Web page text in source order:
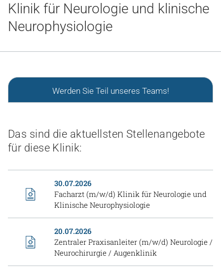
Gesundheit & Medizin
Klinik für Neurologie und klinische
Neurophysiologie
Werden Sie Teil unseres Teams!
Das sind die aktuellsten Stellenangebote
für diese Klinik:
30.07.2026
Facharzt (m/w/d) Klinik für Neurologie und
Klinische Neurophysiologie
20.07.2026
Zentraler Praxisanleiter (m/w/d) Neurologie /
Neurochirurgie / Augenklinik